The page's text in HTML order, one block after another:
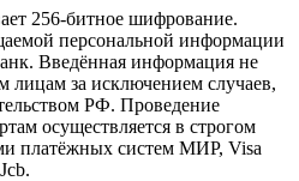
256-битное шифрование.
персональной информации
Введённая информация не
лицам за исключением случаев,
РФ. Проведение
осуществляется в строгом
платёжных систем МИР, Visa